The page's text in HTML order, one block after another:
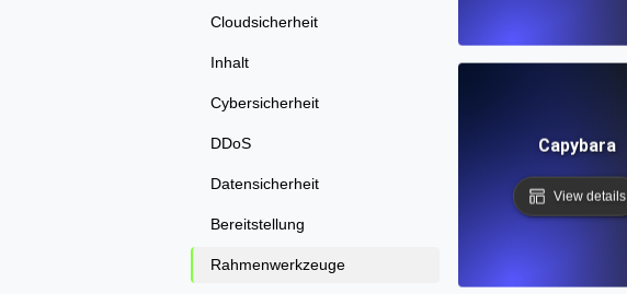
Cloudsicherheit
Inhalt
Cybersicherheit
DDoS
Datensicherheit
Bereitstellung
Rahmenwerkzeuge
Capybara
View details